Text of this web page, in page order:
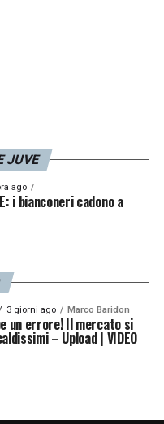
JUVE
ago
i bianconeri cadono a
3 giorni ago Marco Baridon
un errore! Il mercato si
– Upload | VIDEO